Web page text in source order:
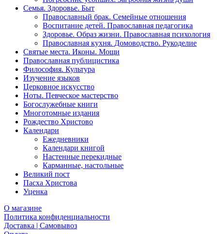
Семья. Здоровье. Быт
Православный брак. Семейные отношения
Воспитание детей. Православная педагогика
Здоровье. Образ жизни. Православная психология
Православная кухня. Домоводство. Рукоделие
Святые места. Иконы. Мощи
Православная публицистика
Философия. Культура
Изучение языков
Церковное искусство
Ноты. Певческое мастерство
Богослужебные книги
Многотомные издания
Рождество Христово
Календари
Ежедневники
Календари книгой
Настенные перекидные
Карманные, настольные
Великий пост
Пасха Христова
Уценка
О магазине
Политика конфиденциальности
Доставка | Самовывоз